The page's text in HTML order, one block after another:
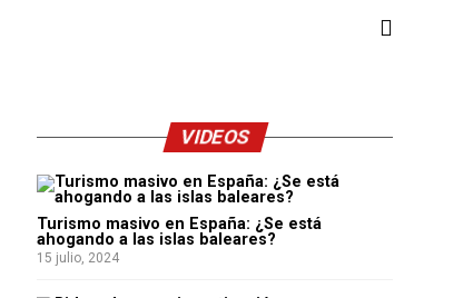
VIDEOS
Turismo masivo en España: ¿Se está
ahogando a las islas baleares?
15 julio, 2024